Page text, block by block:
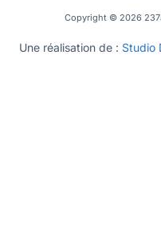
Copyright © 2026
Une réalisation de : Studio